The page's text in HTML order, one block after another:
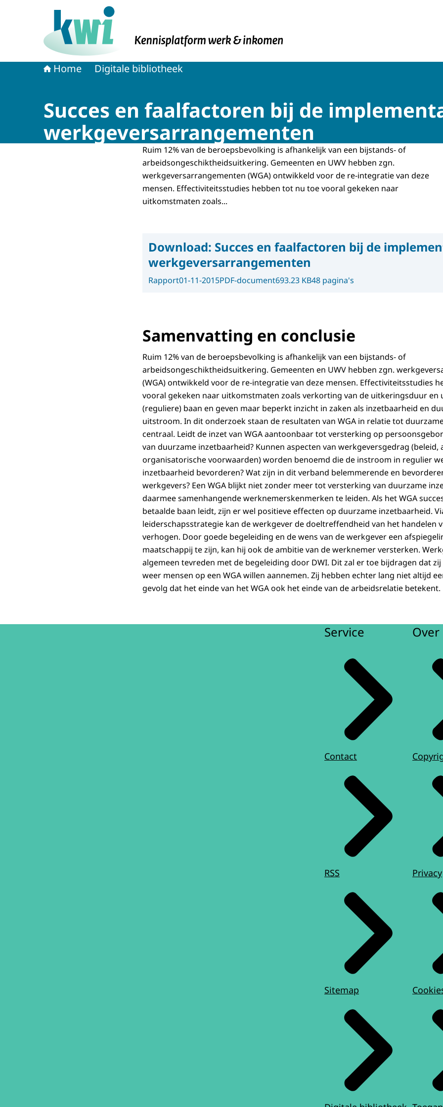
Naar de homepage van Kennisplatform Werk en Inkomen
Home Digitale bibliotheek
Succes en faalfactoren bij de
werkgeversarrangementen
Ruim 12% van de beroepsbevolking is afhankelijk van een bijstands- of
arbeidsongeschiktheidsuitkering. Gemeenten en UWV hebben zgn.
werkgeversarrangementen (WGA) ontwikkeld voor de re-integratie van deze
mensen. Effectiviteitsstudies hebben tot nu toe vooral gekeken naar
uitkomstmaten zoals...
Download: Succes en faalfactoren bij de
werkgeversarrangementen
Rapport01-11-2015PDF-document693.23 KB48 pagina's
Samenvatting en conclusie
Ruim 12% van de beroepsbevolking is afhankelijk van een bijstands- of
arbeidsongeschiktheidsuitkering. Gemeenten en UWV hebben zgn.
(WGA) ontwikkeld voor de re-integratie van deze mensen. Effectiviteitsstudies
vooral gekeken naar uitkomstmaten zoals verkorting van de uitkeringsduur en
(reguliere) baan en geven maar beperkt inzicht in zaken als inzetbaarheid en
uitstroom. In dit onderzoek staan de resultaten van WGA in relatie tot
centraal. Leidt de inzet van WGA aantoonbaar tot versterking op
van duurzame inzetbaarheid? Kunnen aspecten van werkgeversgedrag (beleid,
organisatorische voorwaarden) worden benoemd die de instroom in regulier
inzetbaarheid bevorderen? Wat zijn in dit verband belemmerende en
werkgevers? Een WGA blijkt niet zonder meer tot versterking van duurzame
daarmee samenhangende werknemerskenmerken te leiden. Als het WGA
betaalde baan leidt, zijn er wel positieve effecten op duurzame inzetbaarheid.
leiderschapsstrategie kan de werkgever de doeltreffendheid van het handelen
verhogen. Door goede begeleiding en de wens van de werkgever een
maatschappij te zijn, kan hij ook de ambitie van de werknemer versterken.
algemeen tevreden met de begeleiding door DWI. Dit zal er toe bijdragen dat
weer mensen op een WGA willen aannemen. Zij hebben echter lang niet altijd
gevolg dat het einde van het WGA ook het einde van de arbeidsrelatie betekent.
Service
Contact
RSS
Sitemap
Privacy